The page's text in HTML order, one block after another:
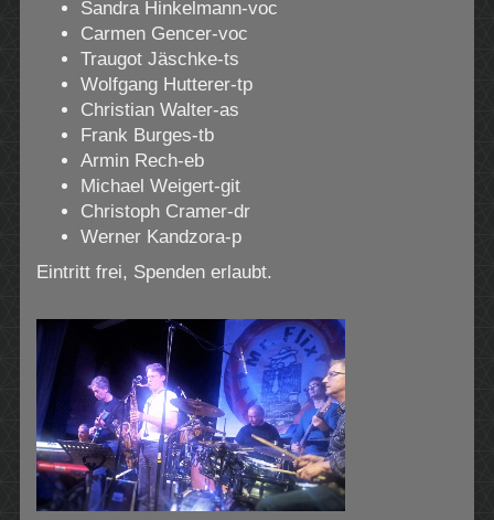
Sandra Hinkelmann-voc
Carmen Gencer-voc
Traugot Jäschke-ts
Wolfgang Hutterer-tp
Christian Walter-as
Frank Burges-tb
Armin Rech-eb
Michael Weigert-git
Christoph Cramer-dr
Werner Kandzora-p
Eintritt frei, Spenden erlaubt.